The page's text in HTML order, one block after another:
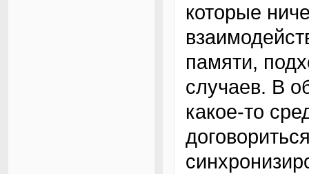
которые
памяти,
случаев. В
какое-то